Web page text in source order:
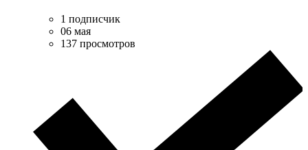
1 подписчик
06 мая
137 просмотров